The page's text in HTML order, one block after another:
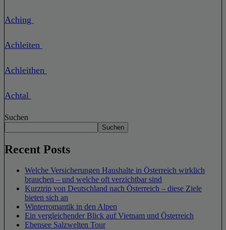
Aching
Achleiten
Achleithen
Achtal
Suchen
Suchen
Recent Posts
Welche Versicherungen Haushalte in Österreich wirklich
brauchen – und welche oft verzichtbar sind
Kurztrip von Deutschland nach Österreich – diese Ziele
bieten sich an
Winterromantik in den Alpen
Ein vergleichender Blick auf Vietnam und Österreich
Ebensee Salzwelten Tour